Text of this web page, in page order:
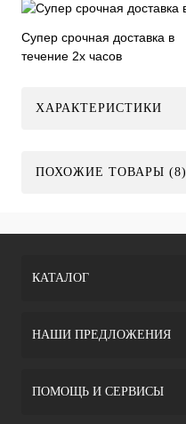
Супер срочная доставка в
течение 2х часов
ХАРАКТЕРИСТИКИ
ПОХОЖИЕ ТОВАРЫ (8)
КАТАЛОГ
НАШИ ПРЕДЛОЖЕНИЯ
ПОМОЩЬ И СЕРВИСЫ